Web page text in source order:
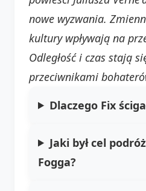
nowe wyzwania.
kultury wpływają na
Odległość i czas stają
przeciwnikami
Dlaczego Fix
Jaki był cel
Fogga?